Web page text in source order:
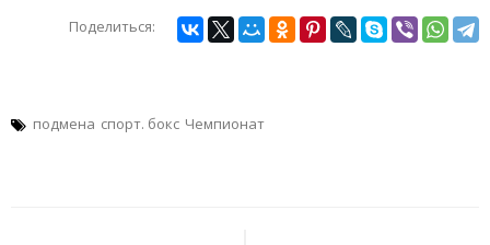
Поделиться:
подмена спорт. бокс Чемпионат